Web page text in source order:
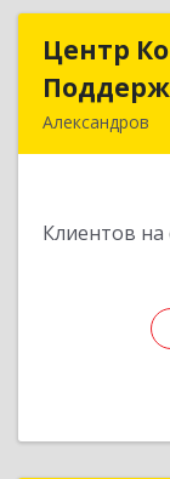
Центр
Александров
Клиентов